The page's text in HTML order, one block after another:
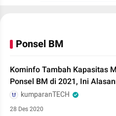
Ponsel BM
Kominfo Tambah Kapasitas
Ponsel BM di 2021, Ini
kumparanTECH
28 Des 2020